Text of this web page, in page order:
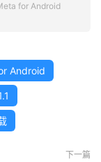
for Android
Android
下一篇